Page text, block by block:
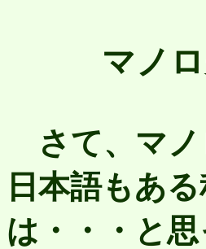
マノ
さて、マノ
日本語もあ
は・・・と